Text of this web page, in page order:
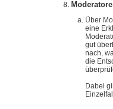
Über
eine
gut
nach,
die
Dabei